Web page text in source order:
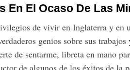
En El Ocaso De Las
de vivir en Inglaterra y en
genios sobre sus
de sentarme, libreta en mano
de algunos de los éxitos de